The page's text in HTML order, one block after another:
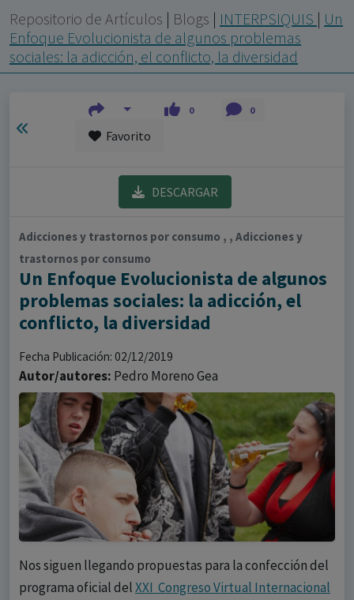
Repositorio de Artículos | Blogs | INTERPSIQUIS | Un
Enfoque Evolucionista de algunos problemas
sociales: la adicción, el conflicto, la diversidad
0 0
Favorito
DESCARGAR
Adicciones y trastornos por consumo , , Adicciones y
trastornos por consumo
Un Enfoque Evolucionista de algunos
problemas sociales: la adicción, el
conflicto, la diversidad
Fecha Publicación: 02/12/2019
Autor/autores: Pedro Moreno Gea
Nos siguen llegando propuestas para la confección del
programa oficial delXXI Congreso Virtual Internacional